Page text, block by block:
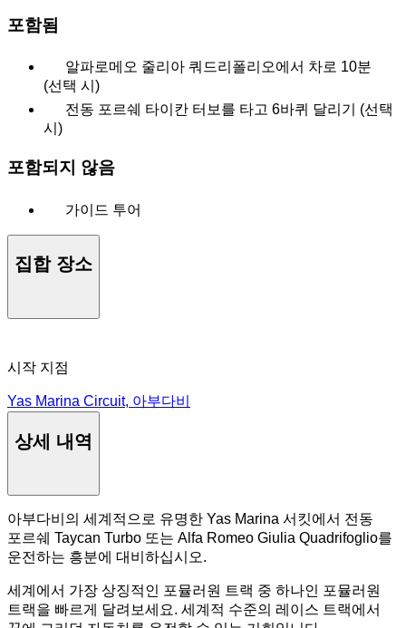
포함됨
알파로메오 줄리아 쿼드리폴리오에서 차로 10분
(선택 시)
전동 포르쉐 타이칸 터보를 타고 6바퀴 달리기 (선택
시)
포함되지 않음
가이드 투어
집합 장소
시작 지점
Yas Marina Circuit, 아부다비
상세 내역
아부다비의 세계적으로 유명한 Yas Marina 서킷에서 전동
포르쉐 Taycan Turbo 또는 Alfa Romeo Giulia Quadrifoglio를
운전하는 흥분에 대비하십시오.
세계에서 가장 상징적인 포뮬러원 트랙 중 하나인 포뮬러원
트랙을 빠르게 달려보세요. 세계적 수준의 레이스 트랙에서